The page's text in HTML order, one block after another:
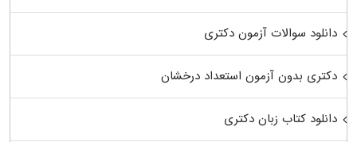
دانلود سوالات آزمون دکتری
دکتری بدون آزمون استعداد درخشان
دانلود کتاب زبان دکتری